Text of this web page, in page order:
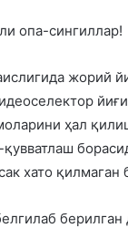
опа-сингиллар!
жорий
ҳал
хато қилмаган
берилган